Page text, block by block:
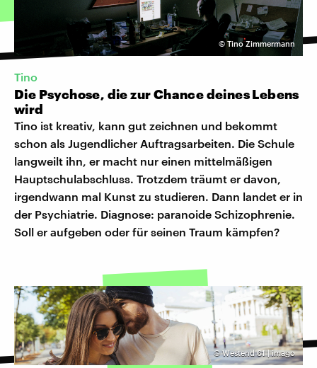
© Tino Zimmermann
Tino
Die Psychose, die zur Chance deines Lebens
wird
Tino ist kreativ, kann gut zeichnen und bekommt
schon als Jugendlicher Auftragsarbeiten. Die Schule
langweilt ihn, er macht nur einen mittelmäßigen
Hauptschulabschluss. Trotzdem träumt er davon,
irgendwann mal Kunst zu studieren. Dann landet er in
der Psychiatrie. Diagnose: paranoide Schizophrenie.
Soll er aufgeben oder für seinen Traum kämpfen?
©Westend 61 | imago